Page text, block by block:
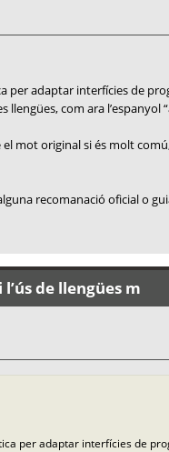
adaptar interfícies de
com ara l’espanyol
mot original si és molt
recomanació oficial o
de llengües m
per adaptar interfícies de